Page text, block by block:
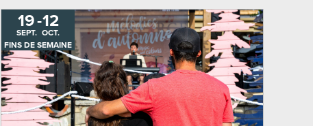
19
SEPT.
-AU
12
OCT.
FINS DE SEMAINE